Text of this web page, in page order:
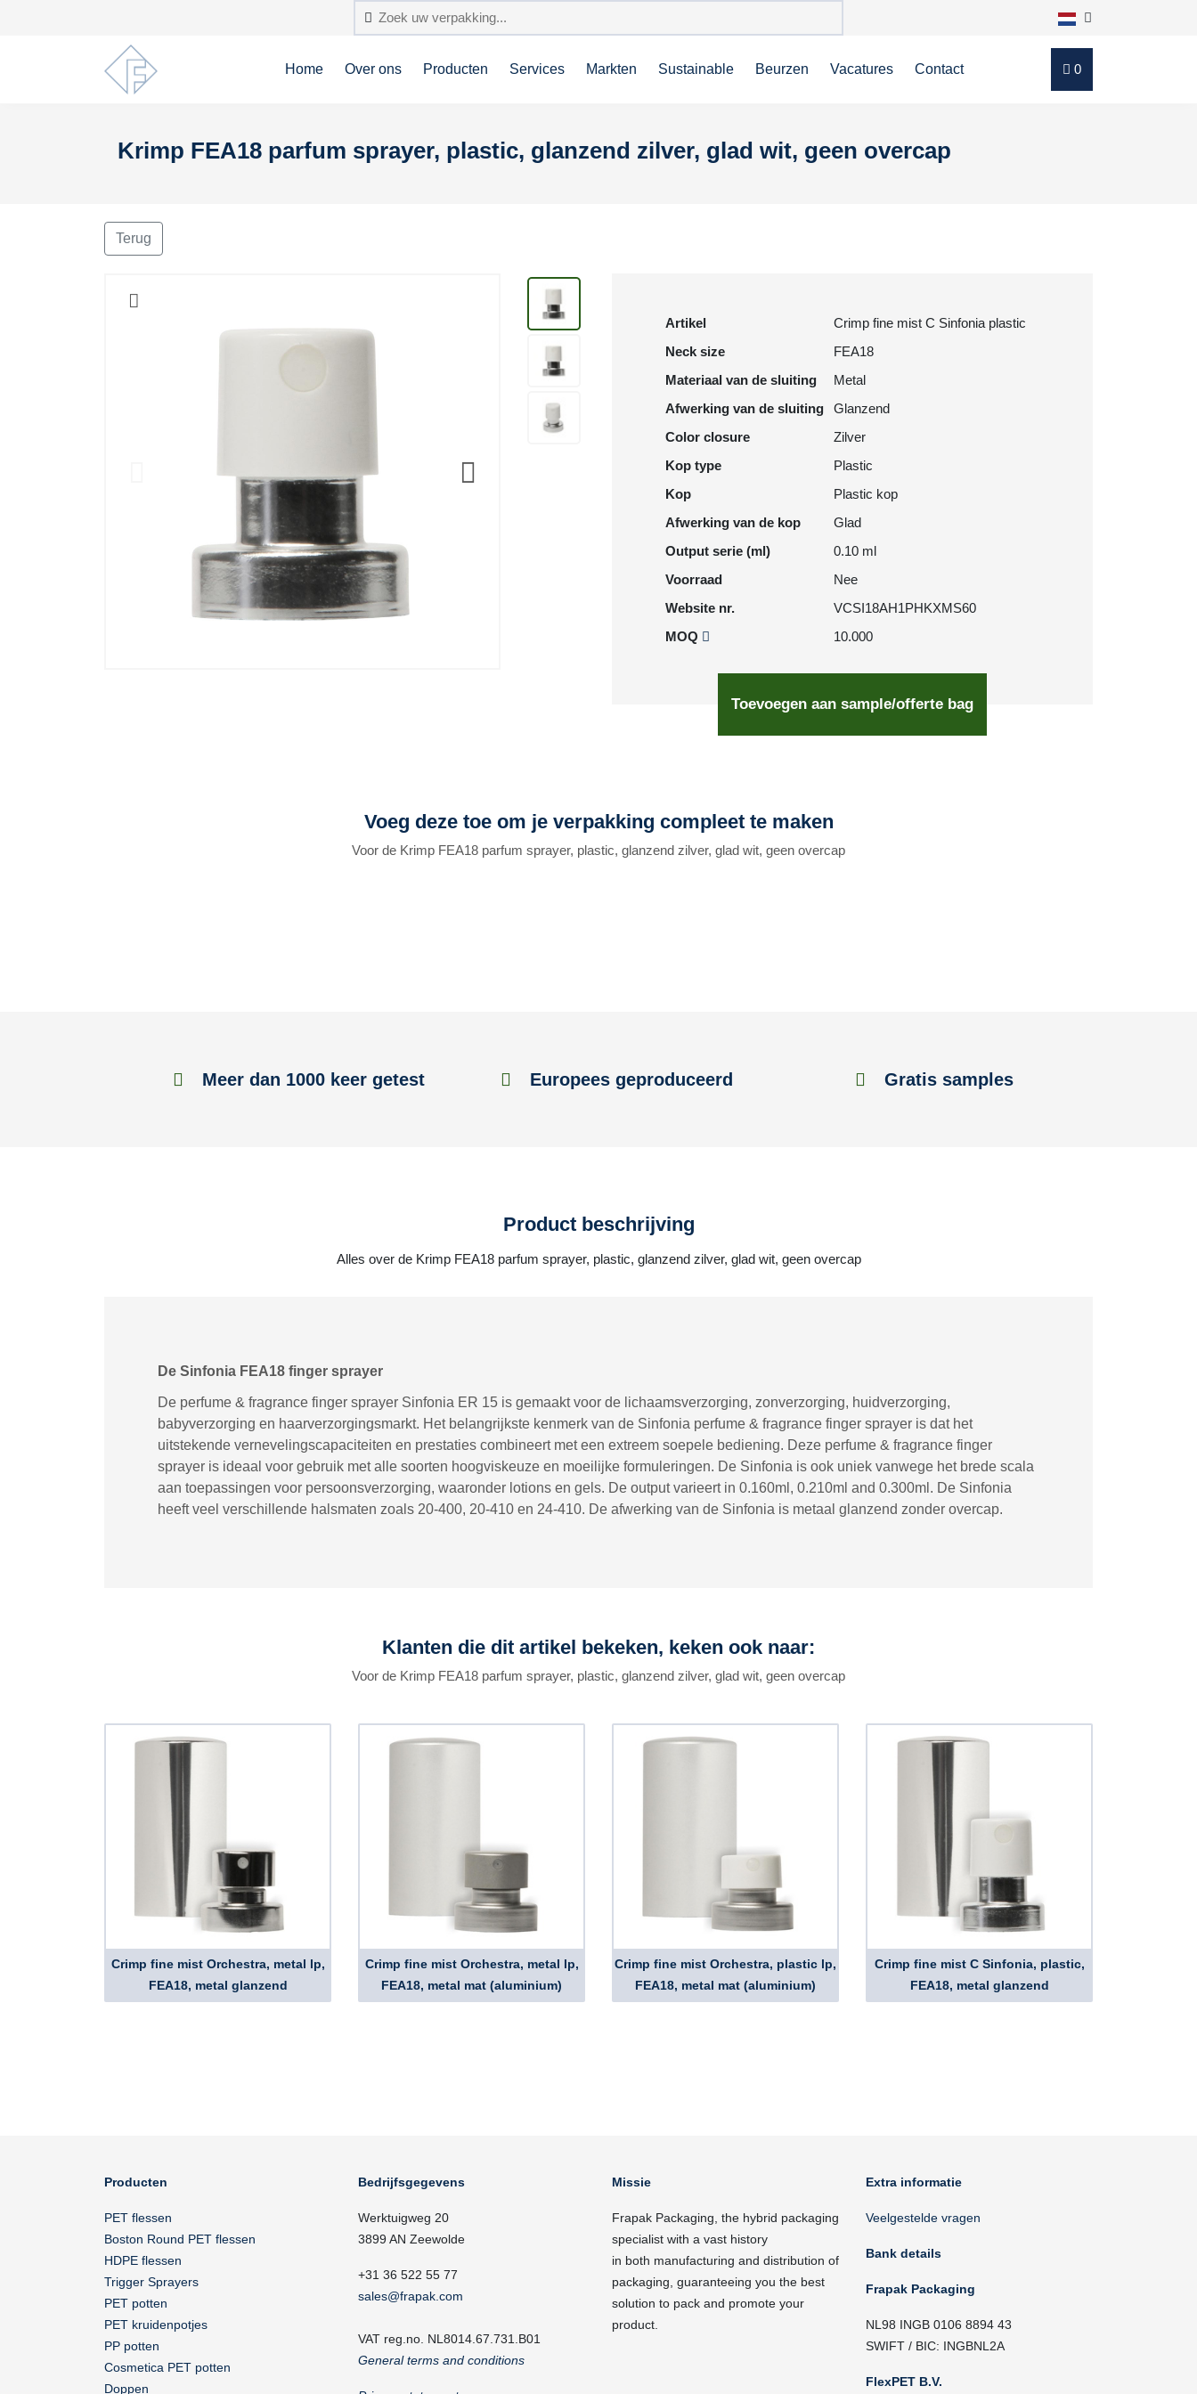
Home Over ons Producten Services Markten Sustainable Beurzen Vacatures Contact 0
Krimp FEA18 parfum sprayer, plastic, glanzend zilver, glad wit, geen overcap
Terug
Artikel
Crimp fine mist C Sinfonia plastic
Neck size
FEA18
Materiaal van de sluiting
Metal
Afwerking van de sluiting
Glanzend
Color closure
Zilver
Kop type
Plastic
Kop
Plastic kop
Afwerking van de kop
Glad
Output serie (ml)
0.10 ml
Voorraad
Nee
Website nr.
VCSI18AH1PHKXMS60
MOQ
10.000
Toevoegen aan sample/offerte bag
Voeg deze toe om je verpakking compleet te maken
Voor de Krimp FEA18 parfum sprayer, plastic, glanzend zilver, glad wit, geen overcap
Meer dan 1000 keer getest Europees geproduceerd Gratis samples
Product beschrijving
Alles over de Krimp FEA18 parfum sprayer, plastic, glanzend zilver, glad wit, geen overcap
De Sinfonia FEA18 finger sprayer
De perfume & fragrance finger sprayer Sinfonia ER 15 is gemaakt voor de lichaamsverzorging, zonverzorging, huidverzorging,
babyverzorging en haarverzorgingsmarkt. Het belangrijkste kenmerk van de Sinfonia perfume & fragrance finger sprayer is dat het
uitstekende vernevelingscapaciteiten en prestaties combineert met een extreem soepele bediening. Deze perfume & fragrance finger
sprayer is ideaal voor gebruik met alle soorten hoogviskeuze en moeilijke formuleringen. De Sinfonia is ook uniek vanwege het brede scala
aan toepassingen voor persoonsverzorging, waaronder lotions en gels. De output varieert in 0.160ml, 0.210ml and 0.300ml. De Sinfonia
heeft veel verschillende halsmaten zoals 20-400, 20-410 en 24-410. De afwerking van de Sinfonia is metaal glanzend zonder overcap.
Klanten die dit artikel bekeken, keken ook naar:
Voor de Krimp FEA18 parfum sprayer, plastic, glanzend zilver, glad wit, geen overcap
Crimp fine mist Orchestra, metal lp,
FEA18, metal glanzend
Crimp fine mist Orchestra, metal lp,
FEA18, metal mat (aluminium)
Crimp fine mist Orchestra, plastic lp,
FEA18, metal mat (aluminium)
Crimp fine mist C Sinfonia, plastic,
FEA18, metal glanzend
Producten
PET flessen
Boston Round PET flessen
HDPE flessen
Trigger Sprayers
PET potten
PET kruidenpotjes
PP potten
Cosmetica PET potten
Doppen
Bedrijfsgegevens
Werktuigweg 20
3899 AN Zeewolde
+31 36 522 55 77
sales@frapak.com
VAT reg.no. NL8014.67.731.B01
General terms and conditions
Missie
Frapak Packaging, the hybrid packaging
specialist with a vast history
in both manufacturing and distribution of
packaging, guaranteeing you the best
solution to pack and promote your
product.
Extra informatie
Veelgestelde vragen
Bank details
Frapak Packaging
NL98 INGB 0106 8894 43
SWIFT / BIC: INGBNL2A
FlexPET B.V.